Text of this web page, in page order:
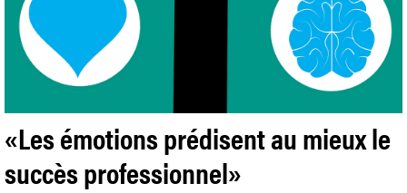
«Les émotions prédisent au mieux le
succès professionnel»